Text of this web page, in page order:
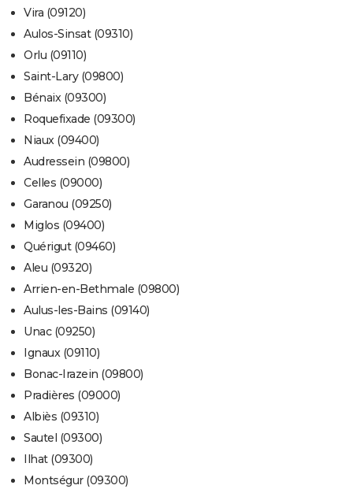
Vira (09120)
Aulos-Sinsat (09310)
Orlu (09110)
Saint-Lary (09800)
Bénaix (09300)
Roquefixade (09300)
Niaux (09400)
Audressein (09800)
Celles (09000)
Garanou (09250)
Miglos (09400)
Quérigut (09460)
Aleu (09320)
Arrien-en-Bethmale (09800)
Aulus-les-Bains (09140)
Unac (09250)
Ignaux (09110)
Bonac-Irazein (09800)
Pradières (09000)
Albiès (09310)
Sautel (09300)
Ilhat (09300)
Montségur (09300)